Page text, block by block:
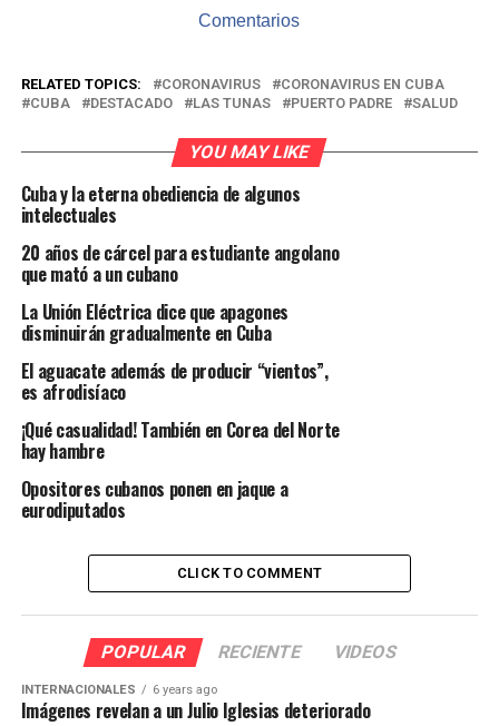
Comentarios
RELATED TOPICS: CORONAVIRUS
CORONAVIRUS EN CUBA
CUBA
DESTACADO LAS TUNAS PUERTO PADRE SALUD
YOU MAY LIKE
Cuba y la eterna obediencia de algunos
intelectuales
20 años de cárcel para estudiante angolano
que mató a un cubano
La Unión Eléctrica dice que apagones
disminuirán gradualmente en Cuba
El aguacate además de producir “vientos”,
es afrodisíaco
¡Qué casualidad! También en Corea del Norte
hay hambre
Opositores cubanos ponen en jaque a
eurodiputados
CLICK TO COMMENT
POPULAR RECIENTE VIDEOS
INTERNACIONALES 6 years ago
Imágenes revelan a un Julio Iglesias deteriorado